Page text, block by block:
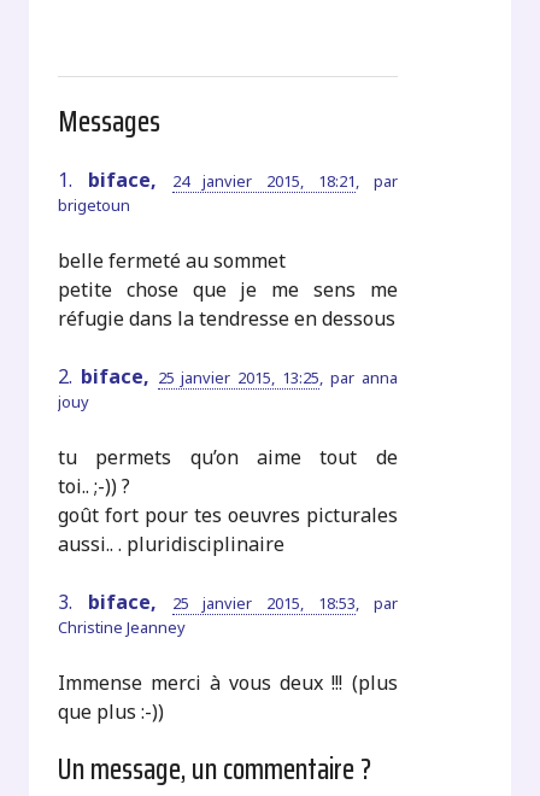
Messages
1. biface, 24 janvier 2015, 18:21, par
brigetoun
belle fermeté au sommet
petite chose que je me sens me
réfugie dans la tendresse en dessous
2. biface, 25 janvier 2015, 13:25, par anna
jouy
tu permets qu’on aime tout de
toi.. ;-)) ?
goût fort pour tes oeuvres picturales
aussi.. . pluridisciplinaire
3. biface, 25 janvier 2015, 18:53, par
Christine Jeanney
Immense merci à vous deux !!! (plus
que plus :-))
Un message, un commentaire ?